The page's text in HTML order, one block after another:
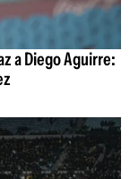
a Diego Aguirre: